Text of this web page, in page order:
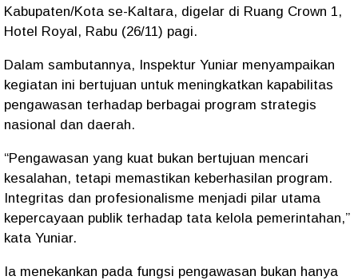
Kabupaten/Kota se-Kaltara, digelar di Ruang Crown 1,
Hotel Royal, Rabu (26/11) pagi.
Dalam sambutannya, Inspektur Yuniar menyampaikan
kegiatan ini bertujuan untuk meningkatkan kapabilitas
pengawasan terhadap berbagai program strategis
nasional dan daerah.
“Pengawasan yang kuat bukan bertujuan mencari
kesalahan, tetapi memastikan keberhasilan program.
Integritas dan profesionalisme menjadi pilar utama
kepercayaan publik terhadap tata kelola pemerintahan,”
kata Yuniar.
Ia menekankan pada fungsi pengawasan bukan hanya